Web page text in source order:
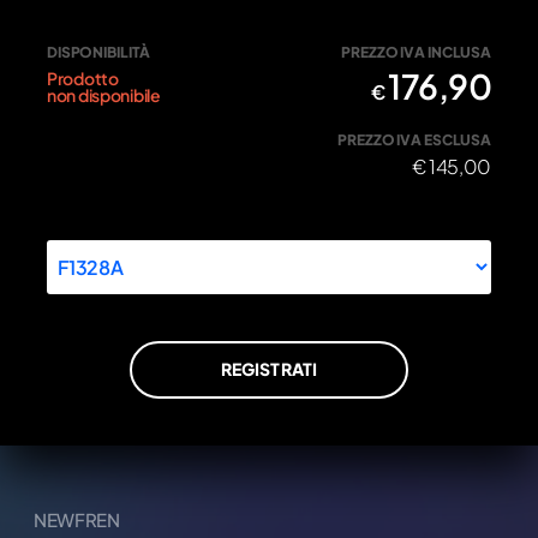
NEWFREN
DISPONIBILITÀ
Prodotto
non disponibile
PREZZO IVA INCLUSA
€176,90
PREZZO IVA ESCLUSA
€145,00
REGISTRATI